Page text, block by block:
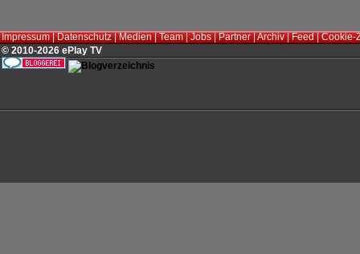
Impressum|Datenschutz|Medien|Team|Jobs|Partner|Archiv|Feed|Cookie-
© 2010-2026 ePlay TV